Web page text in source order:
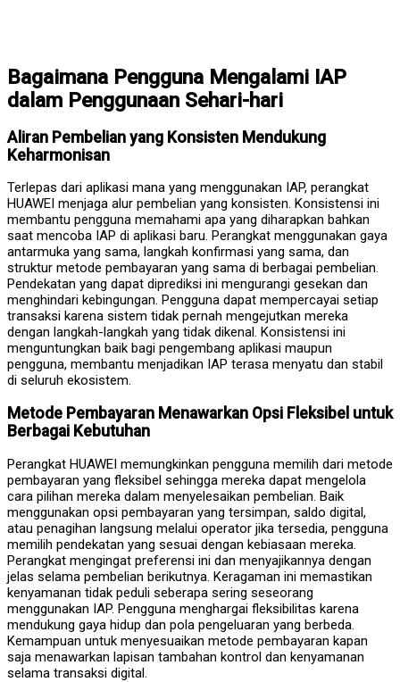
Bagaimana Pengguna Mengalami IAP
dalam Penggunaan Sehari-hari
Aliran Pembelian yang Konsisten Mendukung
Keharmonisan
Terlepas dari aplikasi mana yang menggunakan IAP, perangkat
HUAWEI menjaga alur pembelian yang konsisten. Konsistensi ini
membantu pengguna memahami apa yang diharapkan bahkan
saat mencoba IAP di aplikasi baru. Perangkat menggunakan gaya
antarmuka yang sama, langkah konfirmasi yang sama, dan
struktur metode pembayaran yang sama di berbagai pembelian.
Pendekatan yang dapat diprediksi ini mengurangi gesekan dan
menghindari kebingungan. Pengguna dapat mempercayai setiap
transaksi karena sistem tidak pernah mengejutkan mereka
dengan langkah-langkah yang tidak dikenal. Konsistensi ini
menguntungkan baik bagi pengembang aplikasi maupun
pengguna, membantu menjadikan IAP terasa menyatu dan stabil
di seluruh ekosistem.
Metode Pembayaran Menawarkan Opsi Fleksibel untuk
Berbagai Kebutuhan
Perangkat HUAWEI memungkinkan pengguna memilih dari metode
pembayaran yang fleksibel sehingga mereka dapat mengelola
cara pilihan mereka dalam menyelesaikan pembelian. Baik
menggunakan opsi pembayaran yang tersimpan, saldo digital,
atau penagihan langsung melalui operator jika tersedia, pengguna
memilih pendekatan yang sesuai dengan kebiasaan mereka.
Perangkat mengingat preferensi ini dan menyajikannya dengan
jelas selama pembelian berikutnya. Keragaman ini memastikan
kenyamanan tidak peduli seberapa sering seseorang
menggunakan IAP. Pengguna menghargai fleksibilitas karena
mendukung gaya hidup dan pola pengeluaran yang berbeda.
Kemampuan untuk menyesuaikan metode pembayaran kapan
saja menawarkan lapisan tambahan kontrol dan kenyamanan
selama transaksi digital.